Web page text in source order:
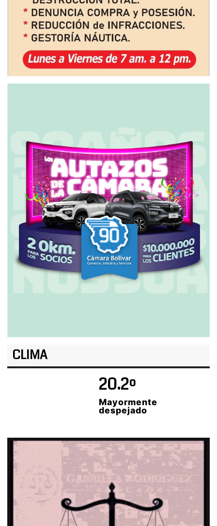
CLIMA
20.2º
Mayormente
despejado